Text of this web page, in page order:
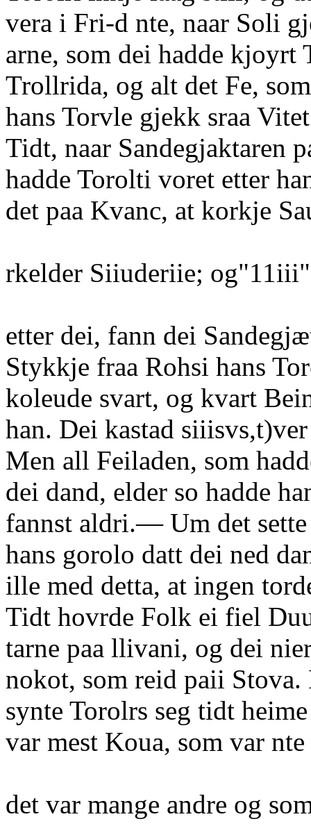
vera i Fri-d nte, naar Soli
arne, som dei hadde kjoyrt
Trollrida, og alt det Fe,
hans Torvle gjekk sraa
Tidt, naar Sandegjaktaren
hadde Torolti voret etter
det paa Kvanc, at korkje
rkelder Siiuderiie;
etter dei, fann dei
Stykkje fraa Rohsi hans
koleude svart, og kvart
han. Dei kastad
Men all Feiladen, som
dei dand, elder so hadde
fannst aldri.— Um det sette
hans gorolo datt dei ned
ille med detta, at ingen
Tidt hovrde Folk ei fiel
tarne paa llivani, og dei
nokot, som reid paii
synte Torolrs seg tidt
var mest Koua, som var
det var mange andre og